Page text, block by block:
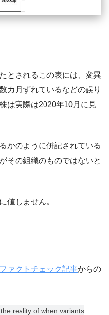
とされるこの表には、変異
カ月ずれているなどの誤り
は実際は2020年10月に見
かのように併記されている
その組織のものではないと
値しません。
ァクトチェック記事からの
reality of when variants